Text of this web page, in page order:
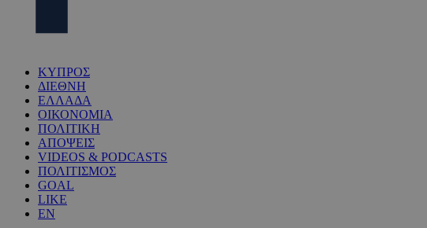
ΚΥΠΡΟΣ
ΔΙΕΘΝΗ
ΕΛΛΑΔΑ
ΟΙΚΟΝΟΜΙΑ
ΠΟΛΙΤΙΚΗ
ΑΠΟΨΕΙΣ
VIDEOS & PODCASTS
ΠΟΛΙΤΙΣΜΟΣ
GOAL
LIKE
EN